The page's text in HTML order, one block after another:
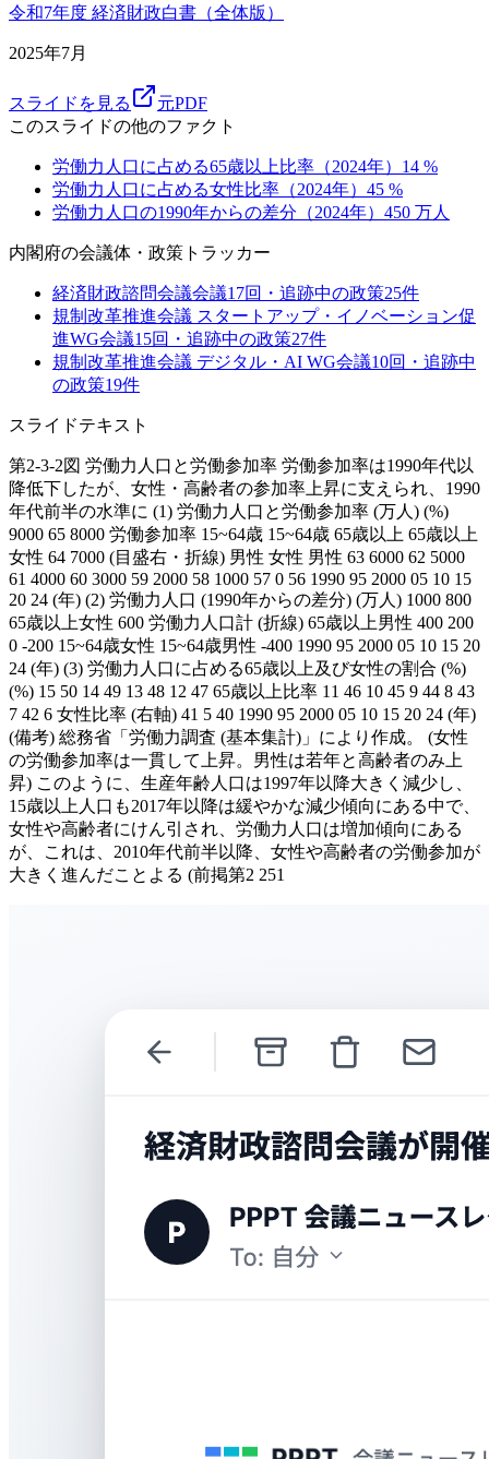
令和7年度 経済財政白書（全体版）
2025年7月
スライドを見る
元PDF
このスライドの他のファクト
労働力人口に占める65歳以上比率（2024年） 14 %
労働力人口に占める女性比率（2024年） 45 %
労働力人口の1990年からの差分（2024年） 450 万人
内閣府の会議体・政策トラッカー
経済財政諮問会議会議17回・追跡中の政策25件
規制改革推進会議 スタートアップ・イノベーション促
進WG会議15回・追跡中の政策27件
規制改革推進会議 デジタル・AI WG会議10回・追跡中
の政策19件
スライドテキスト
第2-3-2図 労働力人口と労働参加率 労働参加率は1990年代以
降低下したが、女性・高齢者の参加率上昇に支えられ、1990
年代前半の水準に (1) 労働力人口と労働参加率 (万人) (%)
9000 65 8000 労働参加率 15~64歳 15~64歳 65歳以上 65歳以上
女性 64 7000 (目盛右・折線) 男性 女性 男性 63 6000 62 5000
61 4000 60 3000 59 2000 58 1000 57 0 56 1990 95 2000 05 10 15
20 24 (年) (2) 労働力人口 (1990年からの差分) (万人) 1000 800
65歳以上女性 600 労働力人口計 (折線) 65歳以上男性 400 200
0 -200 15~64歳女性 15~64歳男性 -400 1990 95 2000 05 10 15 20
24 (年) (3) 労働力人口に占める65歳以上及び女性の割合 (%)
(%) 15 50 14 49 13 48 12 47 65歳以上比率 11 46 10 45 9 44 8 43
7 42 6 女性比率 (右軸) 41 5 40 1990 95 2000 05 10 15 20 24 (年)
(備考) 総務省「労働力調査 (基本集計)」により作成。 (女性
の労働参加率は一貫して上昇。男性は若年と高齢者のみ上
昇) このように、生産年齢人口は1997年以降大きく減少し、
15歳以上人口も2017年以降は緩やかな減少傾向にある中で、
女性や高齢者にけん引され、労働力人口は増加傾向にある
が、これは、2010年代前半以降、女性や高齢者の労働参加が
大きく進んだことよる (前掲第2 251